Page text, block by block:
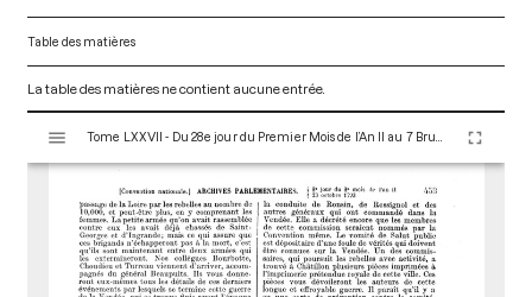
Table des matières
La table des matières ne contient aucune entrée.
s